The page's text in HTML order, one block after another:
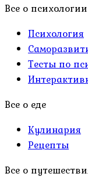
Все о психологии
Психология
Тесты по
Все о еде
Кулинария
Рецепты
Все о